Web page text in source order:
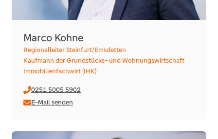
Marco Kohne
Regionalleiter Steinfurt/Emsdetten
Kaufmann der Grundstücks- und Wohnungswirtschaft
Immobilienfachwirt (IHK)
0251 5005 5902
E-Mail senden